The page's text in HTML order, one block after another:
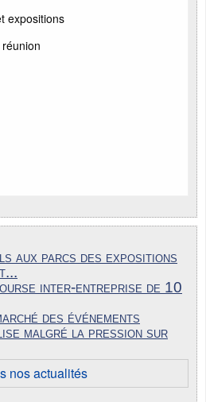
expositions
aux parcs des expositions
inter-entreprise de 10
des événements
malgré la pression sur
nos actualités